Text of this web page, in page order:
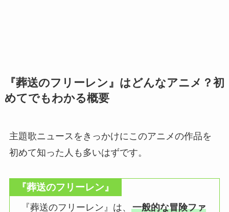
『葬送のフリーレン』はどんなアニメ？初
めてでもわかる概要
主題歌ニュースをきっかけにこのアニメの作品を
初めて知った人も多いはずです。
『葬送のフリーレン』
『葬送のフリーレン』は、一般的な冒険ファ